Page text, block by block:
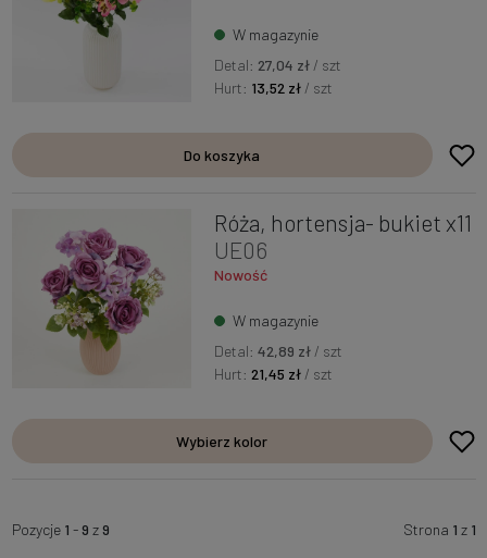
W magazynie
Detal: 27,04 zł / szt
Hurt: 13,52 zł / szt
Do koszyka
Róża, hortensja- bukiet x11
UE06
Nowość
W magazynie
Detal: 42,89 zł / szt
Hurt:21,45 zł / szt
Wybierz kolor
Pozycje 1 -9 z9 Strona 1 z 1